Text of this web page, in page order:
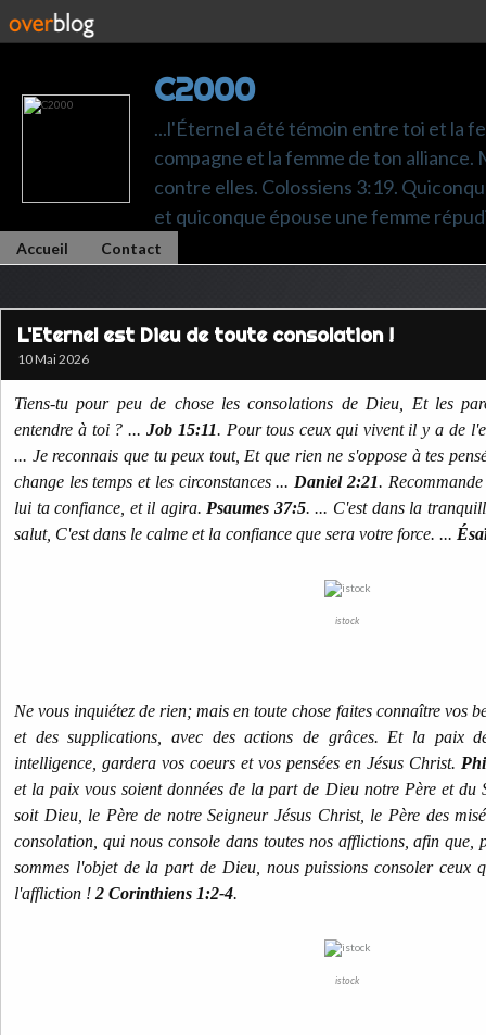
C2000
...l'Éternel a été témoin entre toi et la
compagne et la femme de ton alliance.
contre elles. Colossiens 3:19.
et quiconque épouse une femme
Accueil Contact
L'Eternel est Dieu de toute consolation !
10 Mai 2026
Tiens-tu pour peu de chose les consolations de Dieu, Et les
entendre à toi ? ... Job 15:11. Pour tous ceux qui vivent il y a de
... Je reconnais que tu peux tout, Et que rien ne s'oppose à tes
change les temps et les circonstances ... Daniel 2:21.
lui ta confiance, et il agira. Psaumes 37:5. ... C'est dans la
salut, C'est dans le calme et la confiance que sera votre force. ...
istock
Ne vous inquiétez de rien; mais en toute chose faites connaître vos
et des supplications, avec des actions de grâces. Et la paix
intelligence, gardera vos coeurs et vos pensées en Jésus Christ.
et la paix vous soient données de la part de Dieu notre Père et du
soit Dieu, le Père de notre Seigneur Jésus Christ, le Père des
consolation, qui nous console dans toutes nos afflictions, afin que,
sommes l'objet de la part de Dieu, nous puissions consoler ceux
l'affliction ! 2 Corinthiens 1:2-4.
istock